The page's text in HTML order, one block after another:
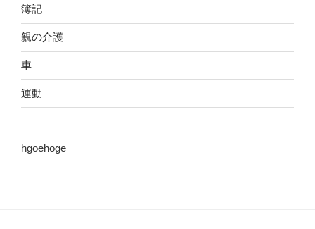
簿記
親の介護
車
運動
hgoehoge